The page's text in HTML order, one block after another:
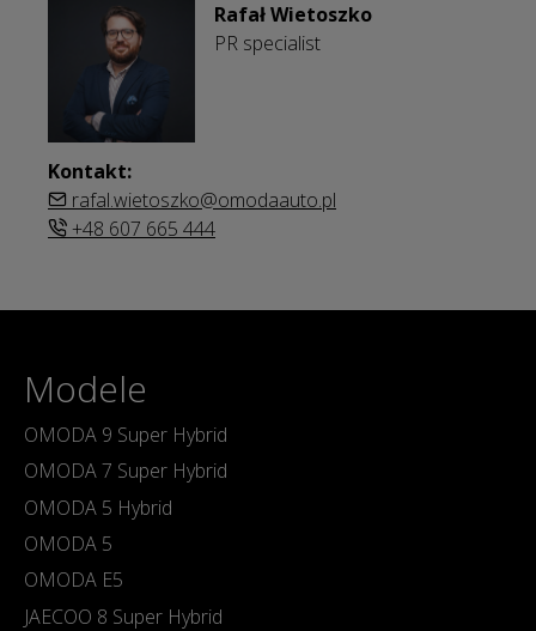
Rafał Wietoszko
PR specialist
Kontakt:
rafal.wietoszko@omodaauto.pl
+48 607 665 444
Modele
OMODA 9 Super Hybrid
OMODA 7 Super Hybrid
OMODA 5 Hybrid
OMODA 5
OMODA E5
JAECOO 8 Super Hybrid